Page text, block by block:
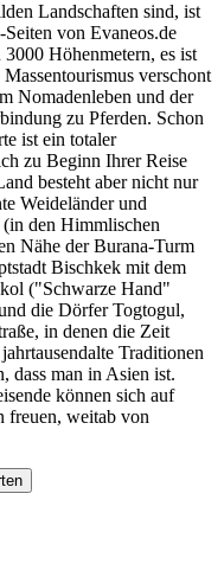
Landschaften sind, ist
von Evaneos.de
Höhenmetern, es ist
verschont
Nomadenleben und der
zu Pferden. Schon
ist ein totaler
zu Beginn Ihrer Reise
besteht aber nicht nur
Weideländer und
den Himmlischen
Nähe der Burana-Turm
Bischkek mit dem
("Schwarze Hand"
die Dörfer Togtogul,
in denen die Zeit
Traditionen
dass man in Asien ist.
können sich auf
freuen, weitab von